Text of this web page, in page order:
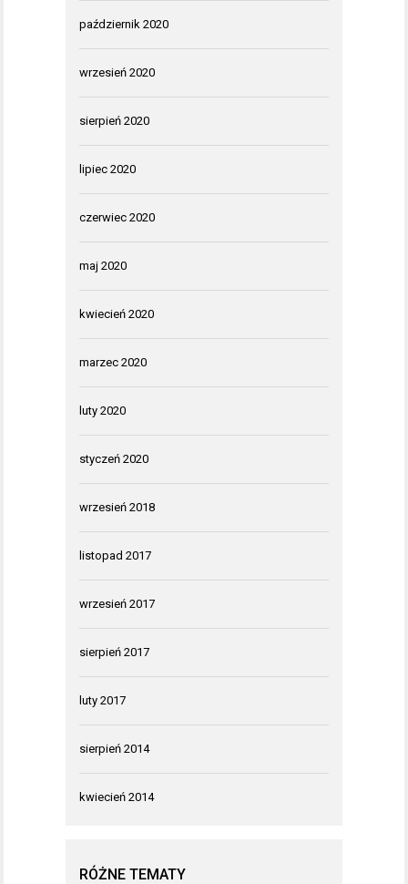
październik 2020
wrzesień 2020
sierpień 2020
lipiec 2020
czerwiec 2020
maj 2020
kwiecień 2020
marzec 2020
luty 2020
styczeń 2020
wrzesień 2018
listopad 2017
wrzesień 2017
sierpień 2017
luty 2017
sierpień 2014
kwiecień 2014
RÓŻNE TEMATY